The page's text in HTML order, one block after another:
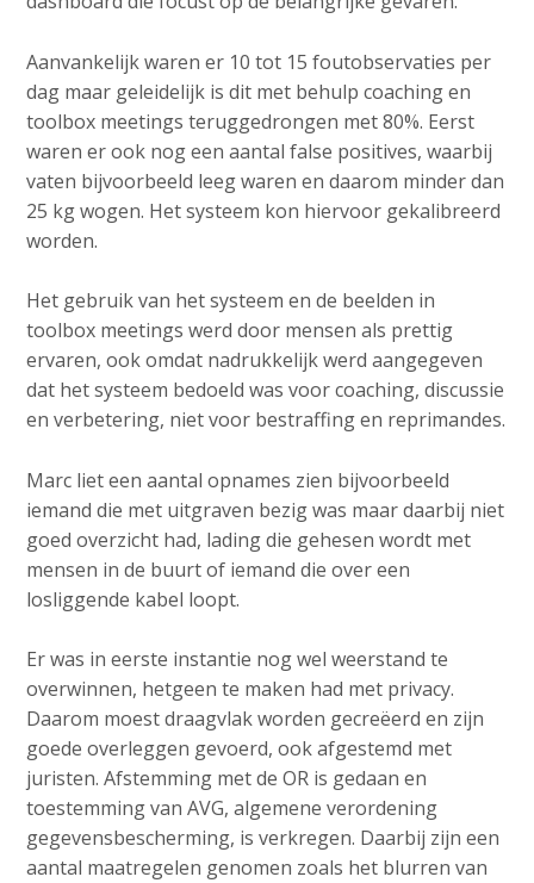
Aanvankelijk waren er 10 tot 15 foutobservaties per
dag maar geleidelijk is dit met behulp coaching en
toolbox meetings teruggedrongen met 80%. Eerst
waren er ook nog een aantal false positives, waarbij
vaten bijvoorbeeld leeg waren en daarom minder dan
25 kg wogen. Het systeem kon hiervoor gekalibreerd
worden.
Het gebruik van het systeem en de beelden in
toolbox meetings werd door mensen als prettig
ervaren, ook omdat nadrukkelijk werd aangegeven
dat het systeem bedoeld was voor coaching, discussie
en verbetering, niet voor bestraffing en reprimandes.
Marc liet een aantal opnames zien bijvoorbeeld
iemand die met uitgraven bezig was maar daarbij niet
goed overzicht had, lading die gehesen wordt met
mensen in de buurt of iemand die over een
losliggende kabel loopt.
Er was in eerste instantie nog wel weerstand te
overwinnen, hetgeen te maken had met privacy.
Daarom moest draagvlak worden gecreëerd en zijn
goede overleggen gevoerd, ook afgestemd met
juristen. Afstemming met de OR is gedaan en
toestemming van AVG, algemene verordening
gegevensbescherming, is verkregen. Daarbij zijn een
aantal maatregelen genomen zoals het blurren van